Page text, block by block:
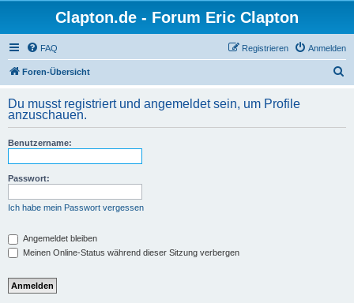
Clapton.de - Forum Eric Clapton
FAQ Anmelden
Registrieren
Foren-Übersicht
h
Du musst registriert und angemeldet sein, um Profile
anzuschauen.
Benutzername:
Passwort:
Ich habe mein Passwort vergessen
Angemeldet bleiben
Meinen Online-Status während dieser Sitzung verbergen